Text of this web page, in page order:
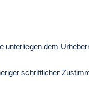
unterliegen dem
schriftlicher